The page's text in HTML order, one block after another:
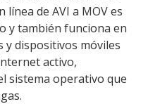
de AVI a MOV es
y también funciona en
dispositivos móviles
activo,
sistema operativo que